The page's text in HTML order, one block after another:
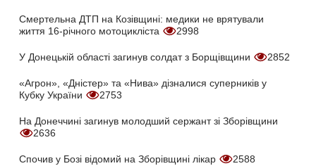
Смертельна ДТП на Козівщині: медики не врятували
життя 16-річного мотоцикліста
2998
У Донецькій області загинув солдат з Борщівщини 2852
«Агрон», «Дністер» та «Нива» дізналися суперників у
Кубку України
2753
На Донеччині загинув молодший сержант зі Зборівщини
2636
Спочив у Бозі відомий на Зборівщині лікар 2588